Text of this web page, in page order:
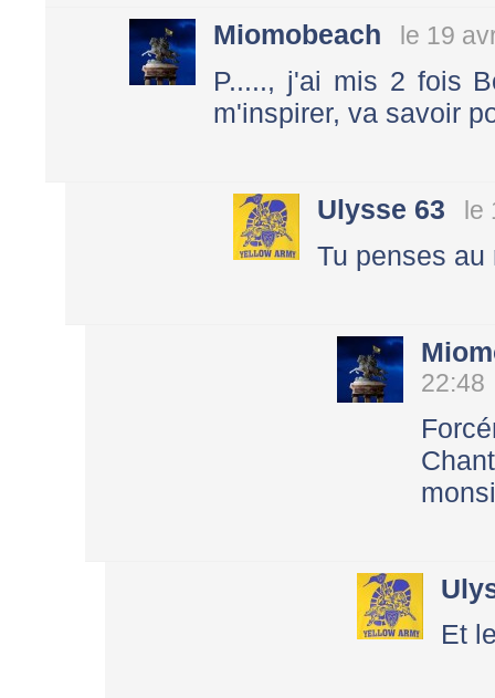
Miomobeach le 19
P....., j'ai mis 2 fois
m'inspirer, va savoir
Ulysse 63 le
Tu penses au
22:48
Et